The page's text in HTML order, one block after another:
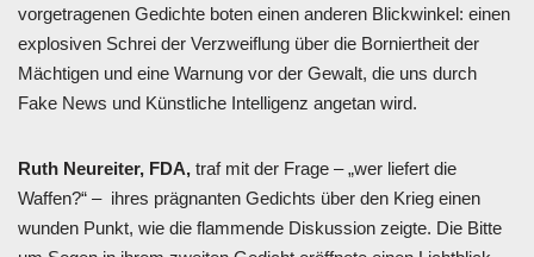
vorgetragenen Gedichte boten einen anderen Blickwinkel: einen
explosiven Schrei der Verzweiflung über die Borniertheit der
Mächtigen und eine Warnung vor der Gewalt, die uns durch
Fake News und Künstliche Intelligenz angetan wird.
Ruth Neureiter, FDA, traf mit der Frage – „wer liefert die
Waffen?“ – ihres prägnanten Gedichts über den Krieg einen
wunden Punkt, wie die flammende Diskussion zeigte. Die Bitte